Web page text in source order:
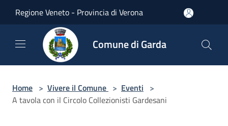
Regione Veneto - Provincia di Verona
Comune di Garda
Home > Vivere il Comune > Eventi >
A tavola con il Circolo Collezionisti Gardesani